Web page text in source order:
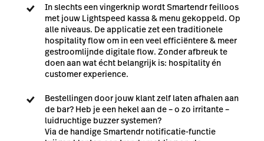
In slechts een vingerknip wordt Smartendr feilloos
met jouw Lightspeed kassa & menu gekoppeld. Op
alle niveaus. De applicatie zet een traditionele
hospitality flow om in een veel efficiëntere & meer
gestroomlijnde digitale flow. Zonder afbreuk te
doen aan wat écht belangrijk is: hospitality én
customer experience.
Bestellingen door jouw klant zelf laten afhalen aan
de bar? Heb je een hekel aan de – o zo irritante –
luidruchtige buzzer systemen?
Via de handige Smartendr notificatie-functie